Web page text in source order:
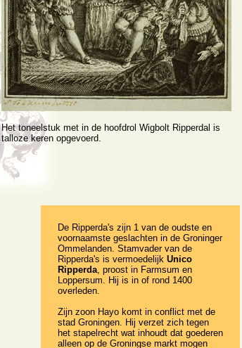
Het toneelstuk met in de hoofdrol Wigbolt Ripperdal is
talloze keren opgevoerd.
De Ripperda's zijn 1 van de oudste en
voornaamste geslachten in de Groninger
Ommelanden. Stamvader van de
Ripperda's is vermoedelijk Unico
Ripperda, proost in Farmsum en
Loppersum. Hij is in of rond 1400
overleden.
Zijn zoon Hayo komt in conflict met de
stad Groningen. Hij verzet zich tegen
het stapelrecht wat inhoudt dat goederen
alleen op de Groningse markt mogen